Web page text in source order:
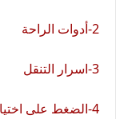
2-أدوات الراحة
3-اسرار التنقل
4-الضغط على اختيار ايماءات السحب ن الجانبين